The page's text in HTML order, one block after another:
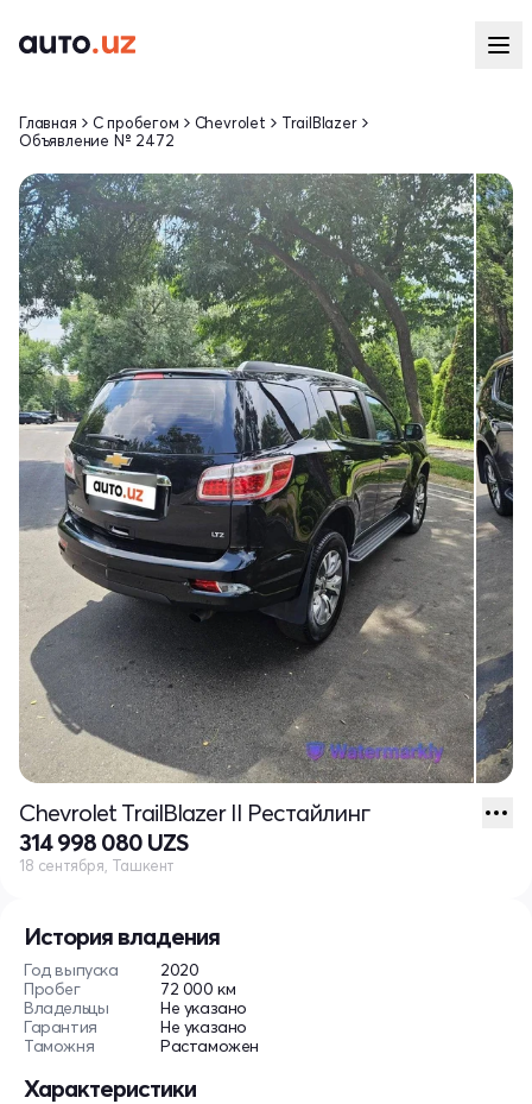
История владения
Год выпуска
2020
Пробег
72 000 км
Владельцы
Не указано
Гарантия
Не указано
Таможня
Растаможен
Характеристики
Главная С пробегом Chevrolet
TrailBlazer
Объявление № 2472
Chevrolet TrailBlazer II Рестайлинг
314 998 080 UZS
18 сентября, Ташкент